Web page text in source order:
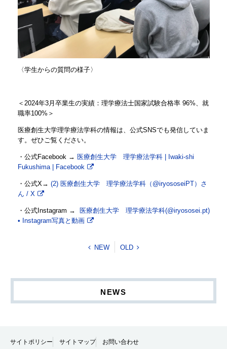
〈学生からの質問の様子〉
＜2024年3月卒業生の実績：理学療法士国家試験合格率 96%、就
職率100%＞
医療創生大学理学療法学科の情報は、公式SNSでも発信していま
す。ぜひご覧ください。
・公式Facebook → 医療創生大学 理学療法学科 | Iwaki-shi
Fukushima | Facebook
・公式X→ (2) 医療創生大学 理学療法学科（@iryososeiPT）さ
ん / X
・公式Instagram → 医療創生大学 理学療法学科(@iryososei.pt)
• Instagram写真と動画
NEW OLD
NEWS
サイトポリシー サイトマップ お問い合わせ